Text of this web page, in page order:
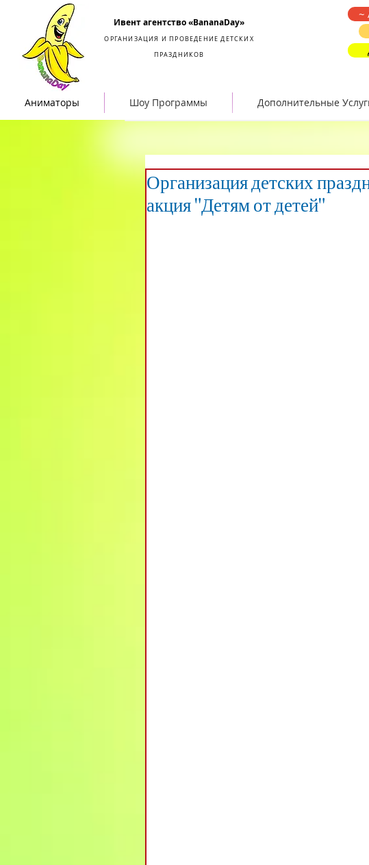
Ивент агентство «BananaDay»
ОРГАНИЗАЦИЯ И ПРОВЕДЕНИЕ ДЕТСКИХ
ПРАЗДНИКОВ
~
Аниматоры Шоу Программы Дополнительные
Организация детских
акция "Детям от детей"